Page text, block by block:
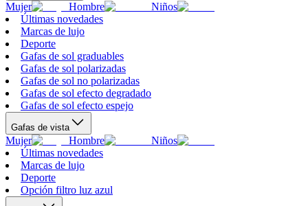
Mujer Hombre
Niños
Últimas novedades
Marcas de lujo
Deporte
Gafas de sol graduables
Gafas de sol polarizadas
Gafas de sol no polarizadas
Gafas de sol efecto degradado
Gafas de sol efecto espejo
Gafas de vista
Mujer Hombre
Niños
Últimas novedades
Marcas de lujo
Deporte
Opción filtro luz azul